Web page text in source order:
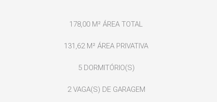
178,00 M² ÁREA TOTAL
131,62 M² ÁREA PRIVATIVA
5DORMITÓRIO(S)
2VAGA(S) DE GARAGEM